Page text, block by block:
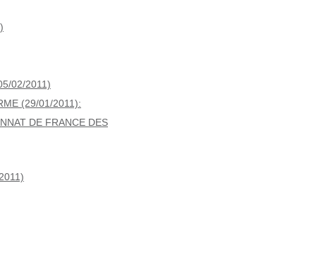
02/2011)
(29/01/2011):
DE FRANCE DES